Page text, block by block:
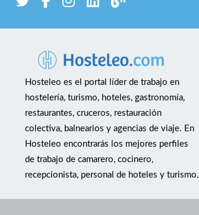
Hosteleo es el portal líder de trabajo en
hostelería, turismo, hoteles, gastronomía,
restaurantes, cruceros, restauración
colectiva, balnearios y agencias de viaje. En
Hosteleo encontrarás los mejores perfiles
de trabajo de camarero, cocinero,
recepcionista, personal de hoteles y turismo.